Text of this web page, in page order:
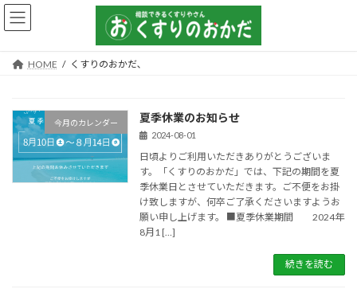
コ
ン
ナ
ビ
HOME くすりのおかだ､
今月のカレンダー 夏季休業のお知らせ
2024-08-01
日頃よりご利用いただきありがとうございま
す。「くすりのおかだ」では、下記の期間を夏
季休業日とさせていただきます。ご不便をお掛
け致しますが、何卒ご了承くださいますようお
願い申し上げます。 ■夏季休業期間 2024年
8月1 […]
続きを読む